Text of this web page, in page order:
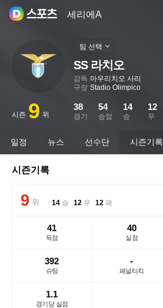
세리에A
SS 라치오
감독 마우리치오 사리
구장 Stadio Olimpico
시즌 9 위 경기
38
승점
54
승
14
무
12
팀 선택
일정 뉴스 선수단 시즌기록
시즌기록
9 위 승
14 무
12 패
12
득점
41
실점
40
슈팅
392
페널티킥
-
경기당 실점
1.1